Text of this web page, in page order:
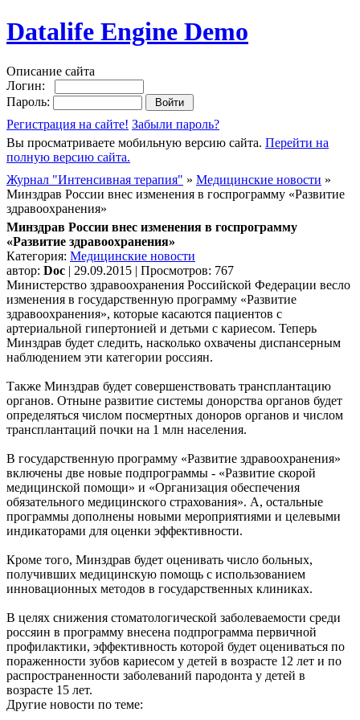
Datalife Engine Demo
Описание сайта
Логин:
Пароль:
Регистрация на сайте! Забыли пароль?
Вы просматриваете мобильную версию сайта. Перейти на
полную версию сайта.
Журнал "Интенсивная терапия" » Медицинские новости »
Минздрав России внес изменения в госпрограмму «Развитие
здравоохранения»
Минздрав России внес изменения в госпрограмму
«Развитие здравоохранения»
Категория: Медицинские новости
автор: Doc | 29.09.2015 | Просмотров: 767
Министерство здравоохранения Российской Федерации весло
изменения в государственную программу «Развитие
здравоохранения», которые касаются пациентов с
артериальной гипертонией и детьми с кариесом. Теперь
Минздрав будет следить, насколько охвачены диспансерным
наблюдением эти категории россиян.
Также Минздрав будет совершенствовать трансплантацию
органов. Отныне развитие системы донорства органов будет
определяться числом посмертных доноров органов и числом
трансплантаций почки на 1 млн населения.
В государственную программу «Развитие здравоохранения»
включены две новые подпрограммы - «Развитие скорой
медицинской помощи» и «Организация обеспечения
обязательного медицинского страхования». А, остальные
программы дополнены новыми мероприятиями и целевыми
индикаторами для оценки эффективности.
Кроме того, Минздрав будет оценивать число больных,
получивших медицинскую помощь с использованием
инновационных методов в государственных клиниках.
В целях снижения стоматологической заболеваемости среди
россяин в программу внесена подпрограмма первичной
профилактики, эффективность которой будет оцениваться по
пораженности зубов кариесом у детей в возрасте 12 лет и по
распространенности заболеваний пародонта у детей в
возрасте 15 лет.
Другие новости по теме: